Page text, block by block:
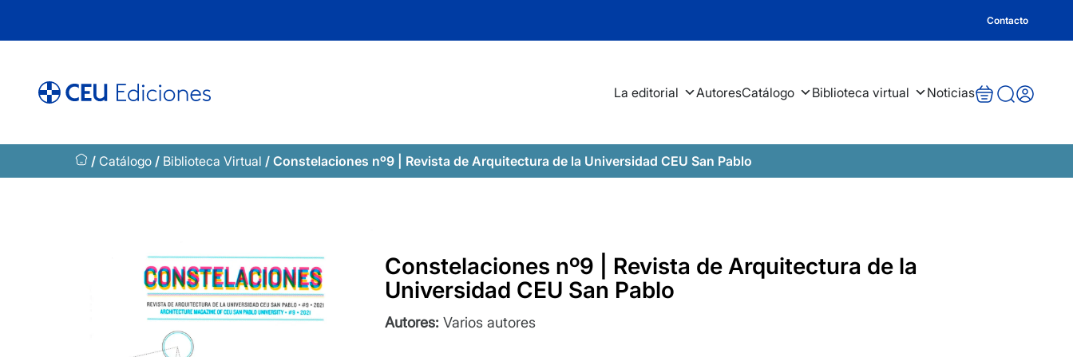
Contacto
La editorial AutoresCatálogo Biblioteca virtual Noticias
/Catálogo / Biblioteca Virtual / Constelaciones nº9 | Revista de Arquitectura de la Universidad CEU San Pablo
Constelaciones nº9 | Revista de Arquitectura de la
Universidad CEU San Pablo
Autores: Varios autores